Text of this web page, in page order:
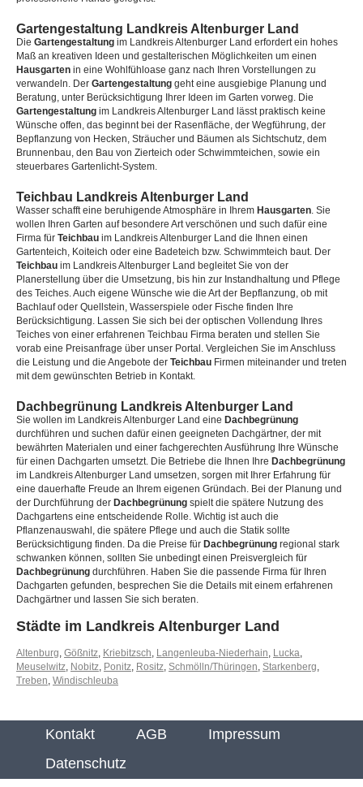
Gartengestaltung Landkreis Altenburger Land
Die Gartengestaltung im Landkreis Altenburger Land erfordert ein hohes
Maß an kreativen Ideen und gestalterischen Möglichkeiten um einen
Hausgarten in eine Wohlfühloase ganz nach Ihren Vorstellungen zu
verwandeln. Der Gartengestaltung geht eine ausgiebige Planung und
Beratung, unter Berücksichtigung Ihrer Ideen im Garten vorweg. Die
Gartengestaltung im Landkreis Altenburger Land lässt praktisch keine
Wünsche offen, das beginnt bei der Rasenfläche, der Wegführung, der
Bepflanzung von Hecken, Sträucher und Bäumen als Sichtschutz, dem
Brunnenbau, den Bau von Zierteich oder Schwimmteichen, sowie ein
steuerbares Gartenlicht-System.
Teichbau Landkreis Altenburger Land
Wasser schafft eine beruhigende Atmosphäre in Ihrem Hausgarten. Sie
wollen Ihren Garten auf besondere Art verschönen und such dafür eine
Firma für Teichbau im Landkreis Altenburger Land die Ihnen einen
Gartenteich, Koiteich oder eine Badeteich bzw. Schwimmteich baut. Der
Teichbau im Landkreis Altenburger Land begleitet Sie von der
Planerstellung über die Umsetzung, bis hin zur Instandhaltung und Pflege
des Teiches. Auch eigene Wünsche wie die Art der Bepflanzung, ob mit
Bachlauf oder Quellstein, Wasserspiele oder Fische finden Ihre
Berücksichtigung. Lassen Sie sich bei der optischen Vollendung Ihres
Teiches von einer erfahrenen Teichbau Firma beraten und stellen Sie
vorab eine Preisanfrage über unser Portal. Vergleichen Sie im Anschluss
die Leistung und die Angebote der Teichbau Firmen miteinander und treten
mit dem gewünschten Betrieb in Kontakt.
Dachbegrünung Landkreis Altenburger Land
Sie wollen im Landkreis Altenburger Land eine Dachbegrünung
durchführen und suchen dafür einen geeigneten Dachgärtner, der mit
bewährten Materialen und einer fachgerechten Ausführung Ihre Wünsche
für einen Dachgarten umsetzt. Die Betriebe die Ihnen Ihre Dachbegrünung
im Landkreis Altenburger Land umsetzen, sorgen mit Ihrer Erfahrung für
eine dauerhafte Freude an Ihrem eigenen Gründach. Bei der Planung und
der Durchführung der Dachbegrünung spielt die spätere Nutzung des
Dachgartens eine entscheidende Rolle. Wichtig ist auch die
Pflanzenauswahl, die spätere Pflege und auch die Statik sollte
Berücksichtigung finden. Da die Preise für Dachbegrünung regional stark
schwanken können, sollten Sie unbedingt einen Preisvergleich für
Dachbegrünung durchführen. Haben Sie die passende Firma für Ihren
Dachgarten gefunden, besprechen Sie die Details mit einem erfahrenen
Dachgärtner und lassen Sie sich beraten.
Städte im Landkreis Altenburger Land
Altenburg, Gößnitz, Kriebitzsch, Langenleuba-Niederhain, Lucka,
Meuselwitz, Nobitz, Ponitz, Rositz, Schmölln/Thüringen, Starkenberg,
Treben, Windischleuba
Kontakt AGB
Impressum
Datenschutz